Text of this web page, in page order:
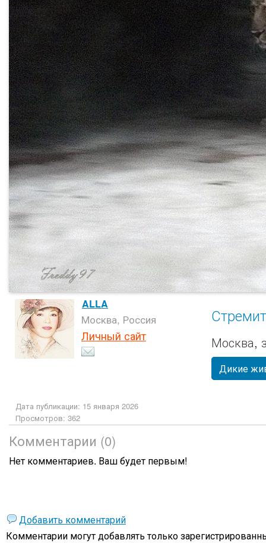
ALLA
Москва, Россия
Личный сайт Москва,
Дикие
Дата публикации: 15 января 2026
Просмотров: 362
Комментарии (0)
Нет комментариев. Ваш будет первым!
Добавить комментарий
Комментарии могут добавлять только